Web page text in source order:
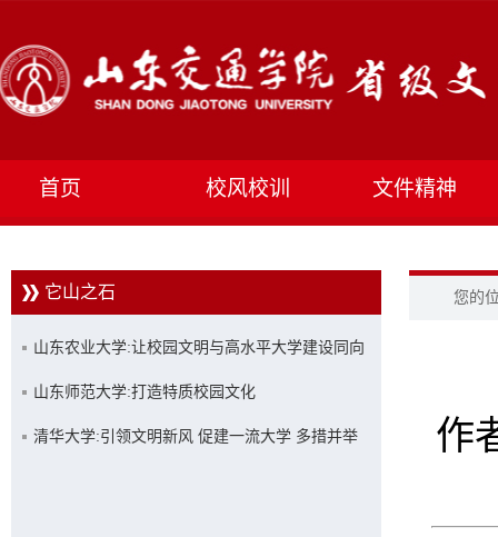
首页 校风校训 文件精神
它山之石
山东农业大学:让校园文明与高水平大学建设同向
同行
山东师范大学:打造特质校园文化
清华大学:引领文明新风 促建一流大学 多措并举
您的
作